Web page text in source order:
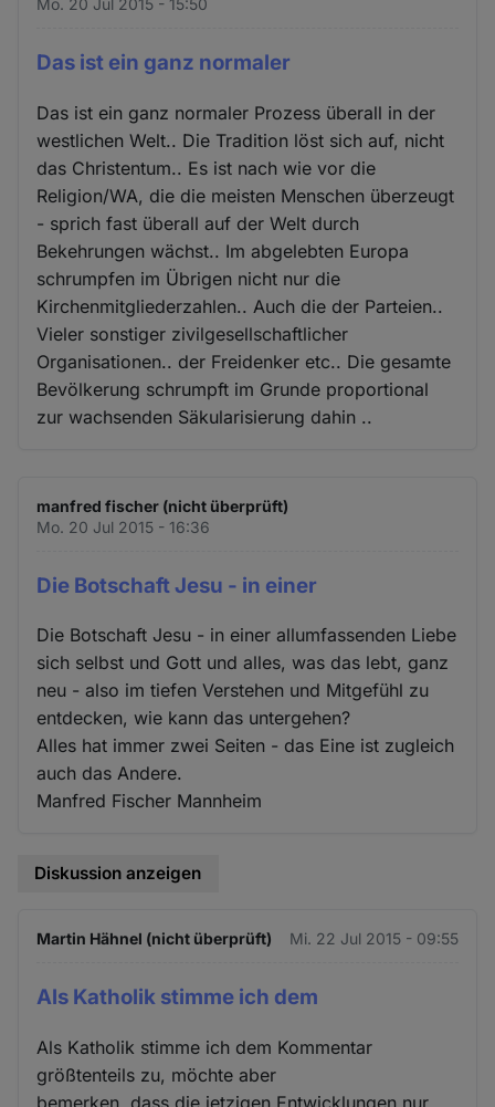
Mo. 20 Jul 2015 - 15:50
Das ist ein ganz normaler
Das ist ein ganz normaler Prozess überall in der
westlichen Welt.. Die Tradition löst sich auf, nicht
das Christentum.. Es ist nach wie vor die
Religion/WA, die die meisten Menschen überzeugt
- sprich fast überall auf der Welt durch
Bekehrungen wächst.. Im abgelebten Europa
schrumpfen im Übrigen nicht nur die
Kirchenmitgliederzahlen.. Auch die der Parteien..
Vieler sonstiger zivilgesellschaftlicher
Organisationen.. der Freidenker etc.. Die gesamte
Bevölkerung schrumpft im Grunde proportional
zur wachsenden Säkularisierung dahin ..
manfred fischer (nicht überprüft)
Mo. 20 Jul 2015 - 16:36
Die Botschaft Jesu - in einer
Die Botschaft Jesu - in einer allumfassenden Liebe
sich selbst und Gott und alles, was das lebt, ganz
neu - also im tiefen Verstehen und Mitgefühl zu
entdecken, wie kann das untergehen?
Alles hat immer zwei Seiten - das Eine ist zugleich
auch das Andere.
Manfred Fischer Mannheim
Diskussion anzeigen
Martin Hähnel (nicht überprüft) Mi. 22 Jul 2015 - 09:55
Als Katholik stimme ich dem
Als Katholik stimme ich dem Kommentar
größtenteils zu, möchte aber
bemerken, dass die jetzigen Entwicklungen nur